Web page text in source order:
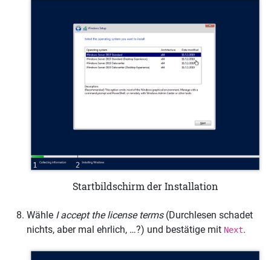
Startbildschirm der Installation
Wähle I accept the license terms(Durchlesen schadet
nichts, aber mal ehrlich, …?) und bestätige mit Next.